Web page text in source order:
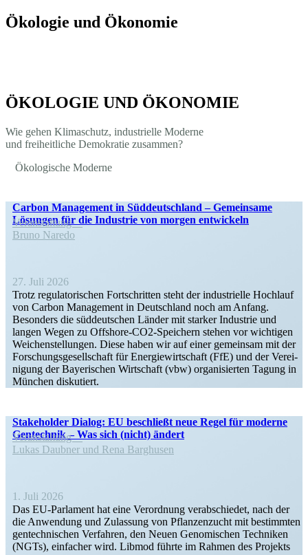
Ökologie und Ökonomie
ÖKOLOGIE UND ÖKONOMIE
Wie gehen Klima­schutz, indus­trielle Moderne
und freiheit­liche Demokratie zusammen?
Ökolo­gische Moderne
Carbon Management in Süddeutschland – Gemeinsame
Lösungen für die Industrie von morgen entwickeln
Veran­staltung
Bruno Naredo
27. Juli 2026
Trotz regula­to­ri­schen Fortschritten steht der indus­trielle Hochlauf
von Carbon Management in Deutschland noch am Anfang.
Besonders die süddeut­schen Länder mit starker Industrie und
langen Wegen zu Offshore-CO2-Speichern stehen vor wichtigen
Weichen­stel­lungen. Diese haben wir auf einer gemeinsam mit der
Forschungs­ge­sell­schaft für Energie­wirt­schaft (FfE) und der Verei­
nigung der Bayeri­schen Wirtschaft (vbw) organi­sierten Tagung in
München diskutiert.
Stake­holder Dialog: EU beschließt neue Regel für moderne
Gentechnik – Was sich (nicht) ändert
Veran­staltung
Lukas Daubner und Rena Barghusen
1. Juli 2026
Das EU-Parlament hat eine Verordnung verab­schiedet, nach der
die Anwendung und Zulassung von Pflan­zen­zucht mit bestimmten
gentech­ni­schen Verfahren, den Neuen Genomi­schen Techniken
(NGTs), einfacher wird. Libmod führte im Rahmen des Projekts